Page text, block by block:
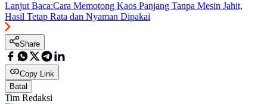
Lanjut Baca:Cara Memotong Kaos Panjang Tanpa Mesin Jahit,
Hasil Tetap Rata dan Nyaman Dipakai
Share
Copy Link
Batal
Tim Redaksi